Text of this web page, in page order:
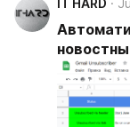
IT HARD